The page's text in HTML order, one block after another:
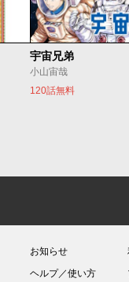
宇宙兄弟
小山宙哉
120話無料
お知らせ
ヘルプ／使い方